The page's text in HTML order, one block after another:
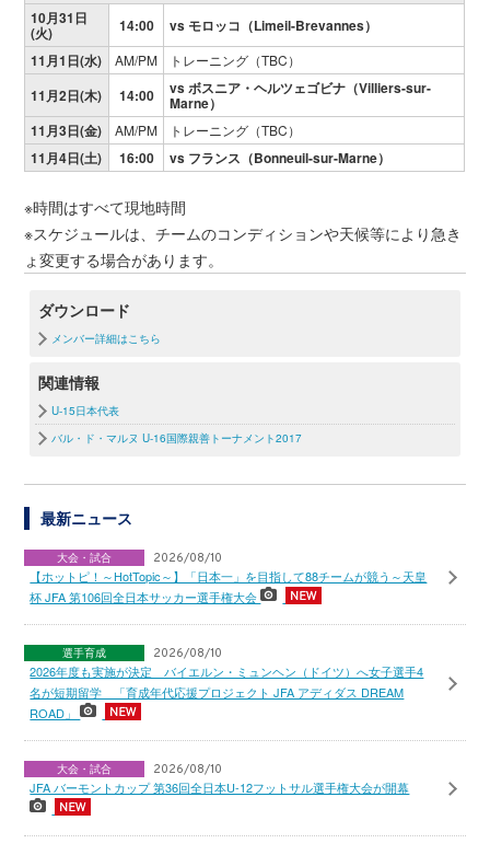
10月31日
(火) 14:00
vs モロッコ（Limeil-Brevannes）
11月1日(水)
AM/PM トレーニング（TBC）
11月2日(木) 14:00 vs ボスニア・ヘルツェゴビナ（Villiers-sur-
Marne）
11月3日(金)
AM/PM トレーニング（TBC）
11月4日(土) 16:00 vs フランス（Bonneuil-sur-Marne）
※時間はすべて現地時間
※スケジュールは、チームのコンディションや天候等により急き
ょ変更する場合があります。
ダウンロード
メンバー詳細はこちら
関連情報
U-15日本代表
バル・ド・マルヌ U-16国際親善トーナメント2017
最新ニュース
大会・試合 2026/08/10
【ホットピ！～HotTopic～】「日本一」を目指して88チームが競う～天皇
杯 JFA 第106回全日本サッカー選手権大会
選手育成 2026/08/10
2026年度も実施が決定 バイエルン・ミュンヘン（ドイツ）へ女子選手4
名が短期留学 「育成年代応援プロジェクト JFA アディダス DREAM
ROAD」
大会・試合 2026/08/10
JFA バーモントカップ 第36回全日本U-12フットサル選手権大会が開幕